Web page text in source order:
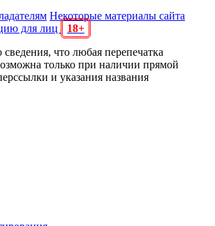
Некоторые материалы сайта
для лиц
18+
что любая перепечатка
только при наличии прямой
и указания названия